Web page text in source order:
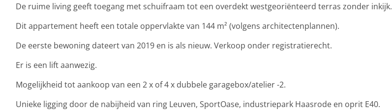
De ruime living geeft toegang met schuifraam tot een overdekt westgeoriënteerd terras zonder inkijk.
Dit appartement heeft een totale oppervlakte van 144 m² (volgens architectenplannen).
De eerste bewoning dateert van 2019 en is als nieuw. Verkoop onder registratierecht.
Er is een lift aanwezig.
Mogelijkheid tot aankoop van een 2 x of 4 x dubbele garagebox/atelier -2.
Unieke ligging door de nabijheid van ring Leuven, SportOase, industriepark Haasrode en oprit E40.